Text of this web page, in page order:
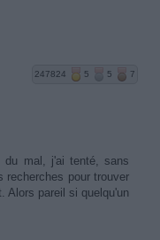
247824 5 5 7
du mal, j'ai tenté, sans
recherches pour trouver
Alors pareil si quelqu'un